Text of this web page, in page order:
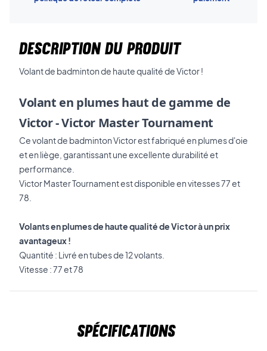
DESCRIPTION DU PRODUIT
Volant de badminton de haute qualité de Victor !
Volant en plumes haut de gamme de
Victor - Victor Master Tournament
Ce volant de badminton Victor est fabriqué en plumes d'oie
et en liège, garantissant une excellente durabilité et
performance.
Victor Master Tournament est disponible en vitesses 77 et
78.
Volants en plumes de haute qualité de Victor à un prix
avantageux !
Quantité : Livré en tubes de 12 volants.
Vitesse : 77 et 78
Spécifications